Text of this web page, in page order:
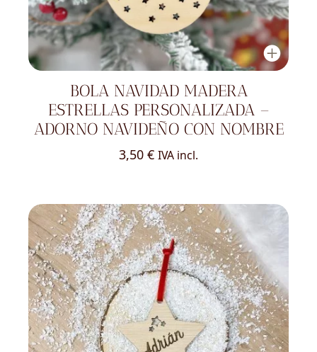
BOLA NAVIDAD MADERA
ESTRELLAS PERSONALIZADA –
ADORNO NAVIDEÑO CON NOMBRE
3,50 € IVA incl.